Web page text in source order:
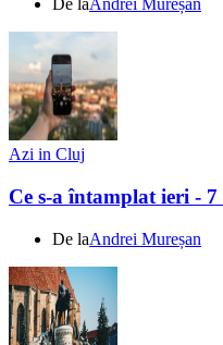
De laAndrei Mureșan
Azi in Cluj
Ce s-a întamplat ieri -
De laAndrei Mureșan